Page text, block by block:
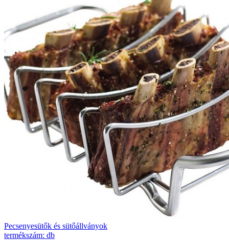
Pecsenyesütők és sütőállványok
termékszám: db